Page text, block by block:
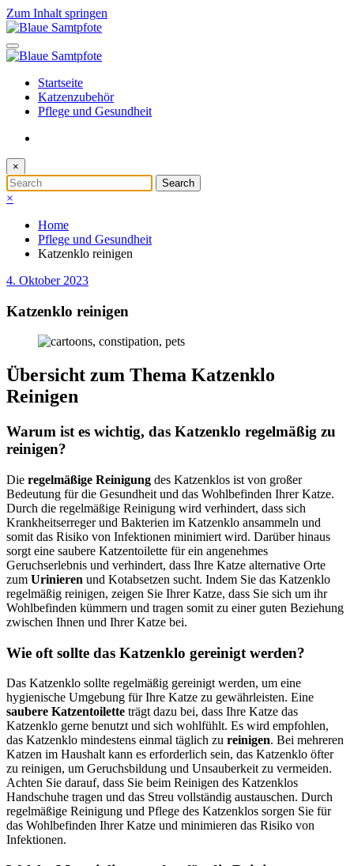
Zum Inhalt springen
Startseite
Katzenzubehör
Pflege und Gesundheit
×
×
Home
Pflege und Gesundheit
Katzenklo reinigen
4. Oktober 2023
Katzenklo reinigen
Übersicht zum Thema Katzenklo
Reinigen
Warum ist es wichtig, das Katzenklo regelmäßig zu
reinigen?
Die regelmäßige Reinigung des Katzenklos ist von großer
Bedeutung für die Gesundheit und das Wohlbefinden Ihrer Katze.
Durch die regelmäßige Reinigung wird verhindert, dass sich
Krankheitserreger und Bakterien im Katzenklo ansammeln und
somit das Risiko von Infektionen minimiert wird. Darüber hinaus
sorgt eine saubere Katzentoilette für ein angenehmes
Geruchserlebnis und verhindert, dass Ihre Katze alternative Orte
zum Urinieren und Kotabsetzen sucht. Indem Sie das Katzenklo
regelmäßig reinigen, zeigen Sie Ihrer Katze, dass Sie sich um ihr
Wohlbefinden kümmern und tragen somit zu einer guten Beziehung
zwischen Ihnen und Ihrer Katze bei.
Wie oft sollte das Katzenklo gereinigt werden?
Das Katzenklo sollte regelmäßig gereinigt werden, um eine
hygienische Umgebung für Ihre Katze zu gewährleisten. Eine
saubere Katzentoilette trägt dazu bei, dass Ihre Katze das
Katzenklo gerne benutzt und sich wohlfühlt. Es wird empfohlen,
das Katzenklo mindestens einmal täglich zu reinigen. Bei mehreren
Katzen im Haushalt kann es erforderlich sein, das Katzenklo öfter
zu reinigen, um Geruchsbildung und Unsauberkeit zu vermeiden.
Achten Sie darauf, dass Sie beim Reinigen des Katzenklos
Handschuhe tragen und das Streu vollständig austauschen. Durch
regelmäßige Reinigung und Pflege des Katzenklos sorgen Sie für
das Wohlbefinden Ihrer Katze und minimieren das Risiko von
Infektionen.